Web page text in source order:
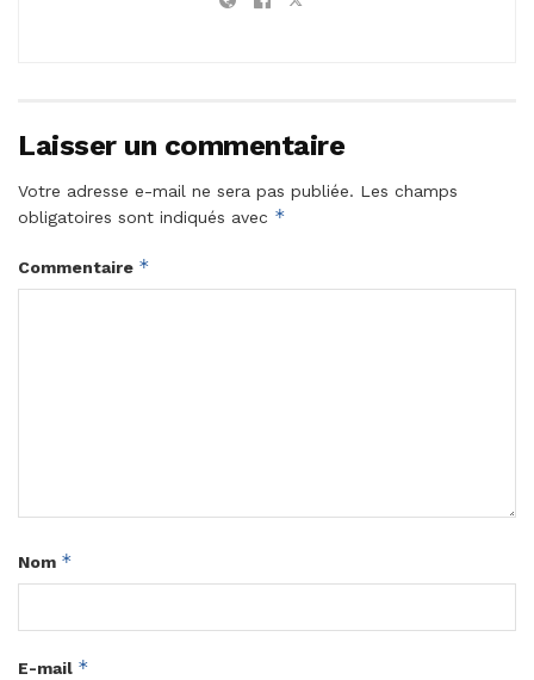
Laisser un commentaire
Votre adresse e-mail ne sera pas publiée. Les champs
obligatoires sont indiqués avec *
Commentaire *
Nom *
E-mail *